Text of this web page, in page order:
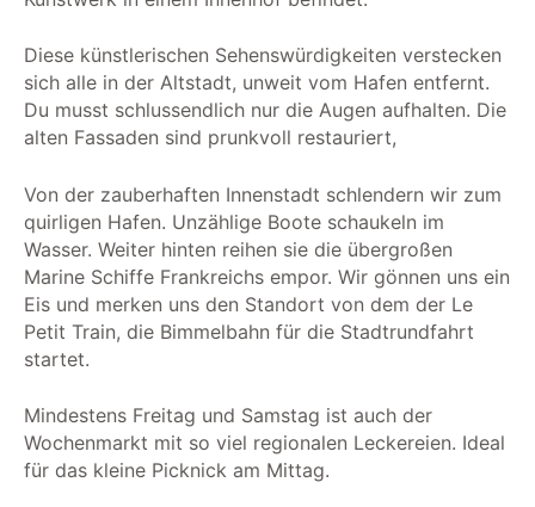
Diese künstlerischen Sehenswürdigkeiten verstecken
sich alle in der Altstadt, unweit vom Hafen entfernt.
Du musst schlussendlich nur die Augen aufhalten. Die
alten Fassaden sind prunkvoll restauriert,
Von der zauberhaften Innenstadt schlendern wir zum
quirligen Hafen. Unzählige Boote schaukeln im
Wasser. Weiter hinten reihen sie die übergroßen
Marine Schiffe Frankreichs empor. Wir gönnen uns ein
Eis und merken uns den Standort von dem der Le
Petit Train, die Bimmelbahn für die Stadtrundfahrt
startet.
Mindestens Freitag und Samstag ist auch der
Wochenmarkt mit so viel regionalen Leckereien. Ideal
für das kleine Picknick am Mittag.